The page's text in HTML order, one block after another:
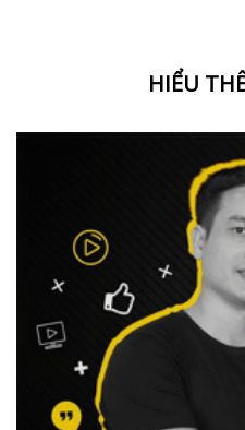
HIỂU